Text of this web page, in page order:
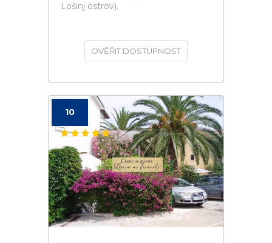
Lošinj ostrov).
OVĚŘIT DOSTUPNOST
10